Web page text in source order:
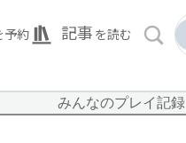
予約 記事 を読む
みんなのプレイ記録